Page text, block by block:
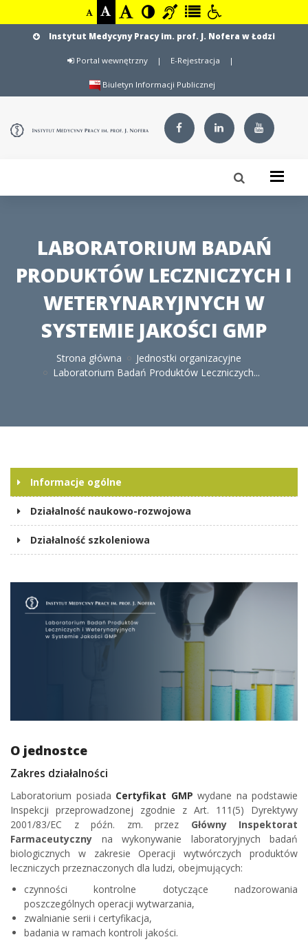
Instytut Medycyny Pracy im. prof. J. Nofera w Łodzi
Portal wewnętrzny | E-Rejestracja |
Biuletyn Informacji Publicznej
LABORATORIUM BADAŃ
PRODUKTÓW LECZNICZYCH I
WETERYNARYJNYCH W
SYSTEMIE JAKOŚCI GMP
Strona główna
Jednostki organizacyjne
Laboratorium Badań Produktów Leczniczych...
Informacje ogólne
Działalność naukowo-rozwojowa
Działalność szkoleniowa
O jednostce
Zakres działalności
Laboratorium posiada Certyfikat GMP wydane na podstawie
Inspekcji przeprowadzonej zgodnie z Art. 111(5) Dyrektywy
2001/83/EC z późn. zm. przez Główny Inspektorat
Farmaceutyczny na wykonywanie laboratoryjnych badań
biologicznych w zakresie Operacji wytwórczych produktów
leczniczych przeznaczonych dla ludzi, obejmujących:
czynności kontrolne dotyczące nadzorowania
poszczególnych operacji wytwarzania,
zwalnianie serii i certyfikacja,
badania w ramach kontroli jakości.